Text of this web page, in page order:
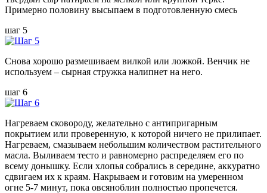
Примерно половину высыпаем в подготовленную смесь
шаг 5
Снова хорошо размешиваем вилкой или ложкой. Венчик не
используем – сырная стружка налипнет на него.
шаг 6
Нагреваем сковороду, желательно с антипригарным
покрытием или проверенную, к которой ничего не прилипает.
Нагреваем, смазываем небольшим количеством растительного
масла. Выливаем тесто и равномерно распределяем его по
всему донышку. Если хлопья собрались в середине, аккуратно
сдвигаем их к краям. Накрываем и готовим на умеренном
огне 5-7 минут, пока овсяноблин полностью пропечется.